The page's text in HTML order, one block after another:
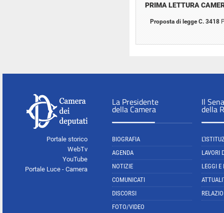
PRIMA LETTURA
Proposta di legge C. 3418
Portale storico
WebTv
YouTube
Portale Luce - Camera
La Presidente
della Camera
BIOGRAFIA
AGENDA
NOTIZIE
COMUNICATI
DISCORSI
FOTO/VIDEO
Il
della
LAVORI
LEGGI E